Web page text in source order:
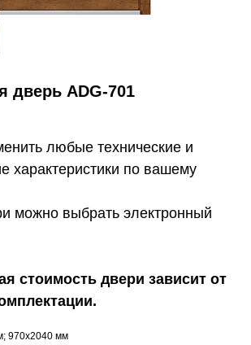
дверь ADG-701
любые технические и
характеристики по вашему
можно выбрать электронный
стоимость двери зависит от
970х2040 мм